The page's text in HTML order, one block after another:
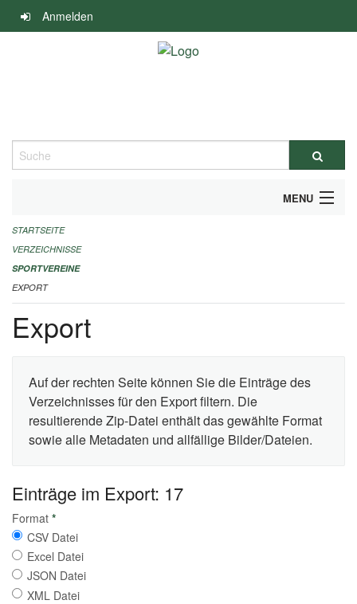
Navigation
überspringen
Anmelden
Suche
MENU
ALLGEMEINE INFORMATIONEN
FINANZIELLE UNTERSTÜTZUNG BENÖTIGT?
KONTAKT
STARTSEITE
VERZEICHNISSE
SPORTVEREINE
EXPORT
Export
Auf der rechten Seite können Sie die Einträge des
Verzeichnisses für den Export filtern. Die
resultierende Zip-Datei enthält das gewählte Format
sowie alle Metadaten und allfällige Bilder/Dateien.
Einträge im Export: 17
Format *
CSV Datei
Excel Datei
JSON Datei
XML Datei